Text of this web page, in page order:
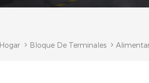
Hogar Bloque De Terminales